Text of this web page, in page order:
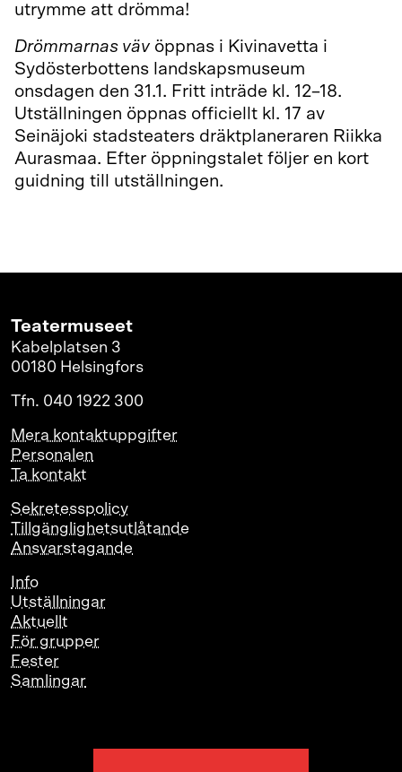
utrymme att drömma!
Drömmarnas väv öppnas i Kivinavetta i
Sydösterbottens landskapsmuseum
onsdagen den 31.1. Fritt inträde kl. 12–18.
Utställningen öppnas officiellt kl. 17 av
Seinäjoki stadsteaters dräktplaneraren Riikka
Aurasmaa. Efter öppningstalet följer en kort
guidning till utställningen.
Teatermuseet
Kabelplatsen 3
00180 Helsingfors
Tfn. 040 1922 300
Mera kontaktuppgifter
Personalen
Ta kontakt
Sekretesspolicy
Tillgänglighetsutlåtande
Ansvarstagande
Info
Utställningar
Aktuellt
För grupper
Fester
Samlingar